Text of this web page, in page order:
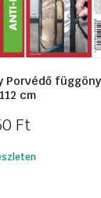
Porvédő
cm
Ft